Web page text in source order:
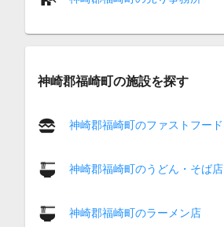
神崎郡福崎町の施設を探す
神崎郡福崎町のファストフード
神崎郡福崎町のうどん・そば店
神崎郡福崎町のラーメン店